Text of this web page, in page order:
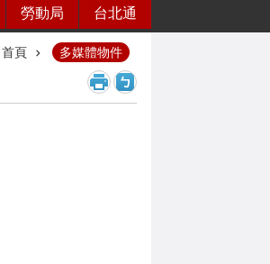
勞動局 台北通
首頁 多媒體物件